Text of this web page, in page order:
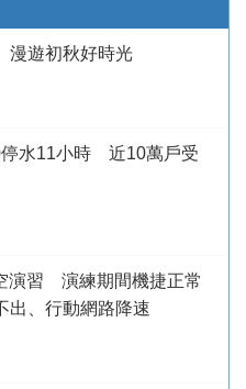
漫遊初秋好時光
停水11小時 近10萬戶受
演習 演練期間機捷正常
出、行動網路降速